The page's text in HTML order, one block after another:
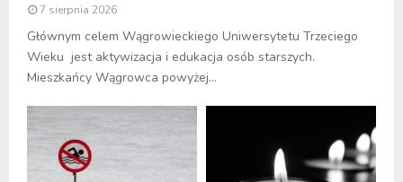
7 sierpnia 2026
Głównym celem Wągrowieckiego Uniwersytetu Trzeciego
Wieku jest aktywizacja i edukacja osób starszych.
Mieszkańcy Wągrowca powyżej...